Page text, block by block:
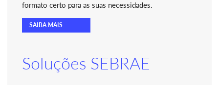
formato certo para as suas necessidades.
SAIBA MAIS
Soluções SEBRAE